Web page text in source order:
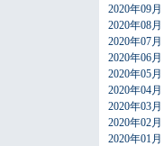
2020年09月
2020年08月
2020年07月
2020年06月
2020年05月
2020年04月
2020年03月
2020年02月
2020年01月